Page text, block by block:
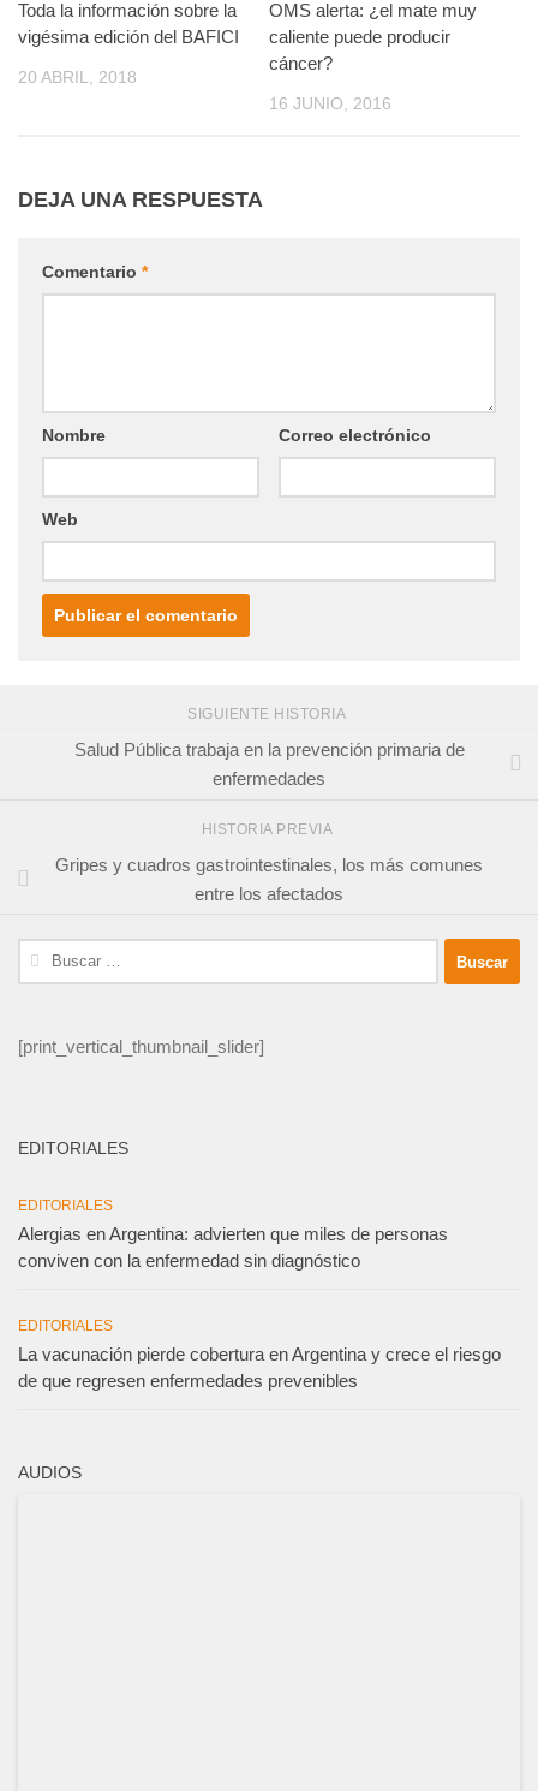
Toda la información sobre la
vigésima edición del BAFICI
20 ABRIL, 2018
OMS alerta: ¿el mate muy
caliente puede producir
cáncer?
16 JUNIO, 2016
DEJA UNA RESPUESTA
Comentario *
Nombre Correo electrónico
Web
SIGUIENTE HISTORIA
Salud Pública trabaja en la prevención primaria de
enfermedades
HISTORIA PREVIA
Gripes y cuadros gastrointestinales, los más comunes
entre los afectados
Buscar:
[print_vertical_thumbnail_slider]
EDITORIALES
EDITORIALES
Alergias en Argentina: advierten que miles de personas
conviven con la enfermedad sin diagnóstico
EDITORIALES
La vacunación pierde cobertura en Argentina y crece el riesgo
de que regresen enfermedades prevenibles
AUDIOS